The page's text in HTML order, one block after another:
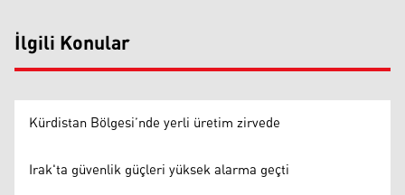
İlgili Konular
Kürdistan Bölgesi’nde yerli üretim zirvede
Irak'ta güvenlik güçleri yüksek alarma geçti